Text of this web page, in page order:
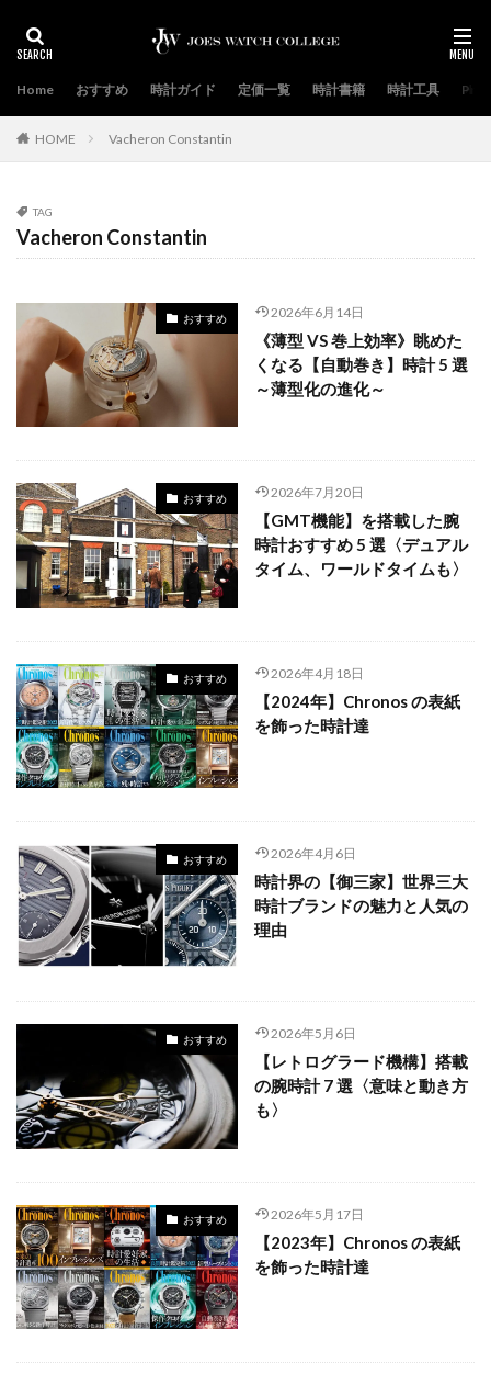
Home おすすめ 時計ガイド 定価一覧 時計書籍 時計工具
HOME Vacheron Constantin
TAG
Vacheron Constantin
おすすめ 2026年6月14日
《薄型 VS 巻上効率》眺めた
くなる【自動巻き】時計 5 選
～薄型化の進化～
おすすめ 2026年7月20日
【GMT機能】を搭載した腕
時計おすすめ 5 選〈デュアル
タイム、ワールドタイムも〉
おすすめ 2026年4月18日
【2024年】Chronos の表紙
を飾った時計達
おすすめ 2026年4月6日
時計界の【御三家】世界三大
時計ブランドの魅力と人気の
理由
おすすめ 2026年5月6日
【レトログラード機構】搭載
の腕時計 7 選〈意味と動き方
も〉
おすすめ 2026年5月17日
【2023年】Chronos の表紙
を飾った時計達